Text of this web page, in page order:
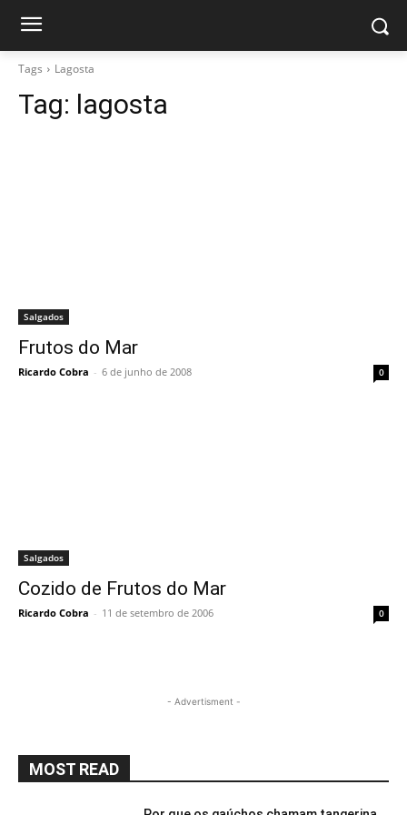
Tags Lagosta
Tag: lagosta
Salgados
Frutos do Mar
Ricardo Cobra - 6 de junho de 2008 0
Salgados
Cozido de Frutos do Mar
Ricardo Cobra - 11 de setembro de 2006 0
- Advertisment -
MOST READ